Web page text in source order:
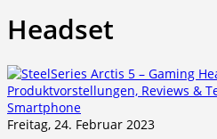
Headset
Produktvorstellungen, Reviews &
Smartphone
Freitag, 24. Februar 2023